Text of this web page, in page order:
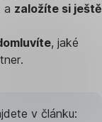
a založíte si ještě
, jaké
v článku: